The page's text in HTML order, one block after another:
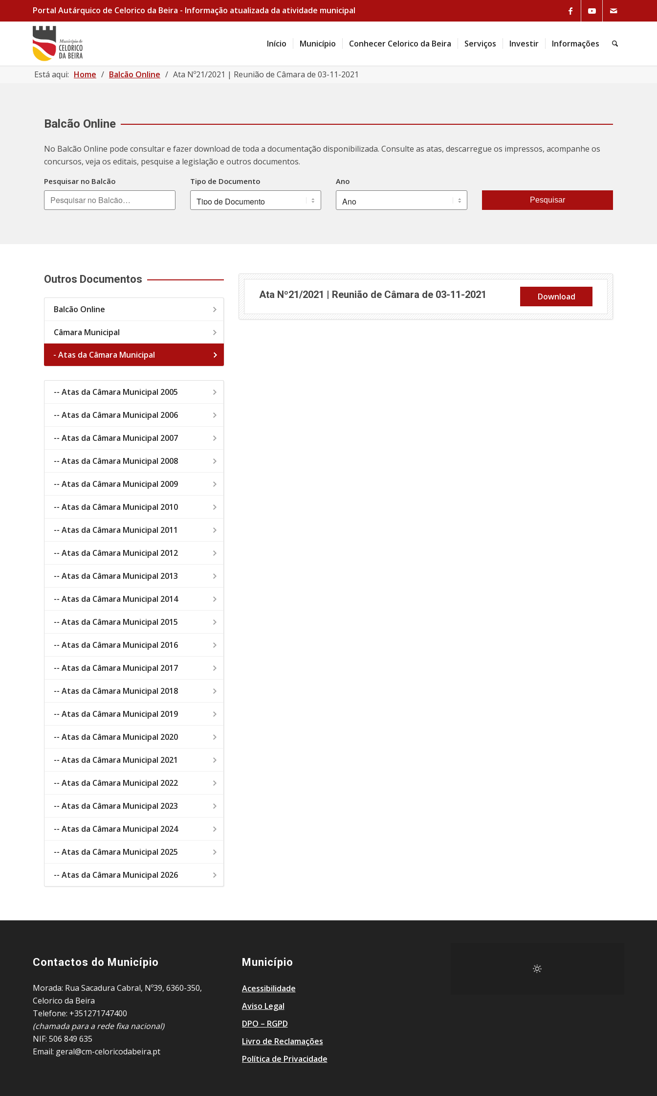
Link to Facebook
Link to Youtube
Portal Autárquico de Celorico da Beira - Informação atualizada da atividade municipal
Início Município Conhecer Celorico da Beira Serviços Investir Informações Pesquisa
Está aqui: Home / Balcão Online / Ata Nº21/2021 | Reunião de Câmara de 03-11-2021
Balcão Online
No Balcão Online pode consultar e fazer download de toda a documentação disponibilizada. Consulte as atas, descarregue os impressos, acompanhe os
concursos, veja os editais, pesquise a legislação e outros documentos.
Pesquisar no Balcão Tipo de Documento Ano
Pesquisar
Outros Documentos
Balcão Online
Câmara Municipal
- Atas da Câmara Municipal
-- Atas da Câmara Municipal 2005
-- Atas da Câmara Municipal 2006
-- Atas da Câmara Municipal 2007
-- Atas da Câmara Municipal 2008
-- Atas da Câmara Municipal 2009
-- Atas da Câmara Municipal 2010
-- Atas da Câmara Municipal 2011
-- Atas da Câmara Municipal 2012
-- Atas da Câmara Municipal 2013
-- Atas da Câmara Municipal 2014
-- Atas da Câmara Municipal 2015
-- Atas da Câmara Municipal 2016
-- Atas da Câmara Municipal 2017
-- Atas da Câmara Municipal 2018
-- Atas da Câmara Municipal 2019
-- Atas da Câmara Municipal 2020
-- Atas da Câmara Municipal 2021
-- Atas da Câmara Municipal 2022
-- Atas da Câmara Municipal 2023
-- Atas da Câmara Municipal 2024
-- Atas da Câmara Municipal 2025
-- Atas da Câmara Municipal 2026
Ata Nº21/2021 | Reunião de Câmara de 03-11-2021 (abre em nova janela)
Download
Contactos do Município
Morada: Rua Sacadura Cabral, Nº39, 6360-350,
Celorico da Beira
Telefone: +351271747400
(chamada para a rede fixa nacional)
NIF: 506 849 635
Email: geral@cm-celoricodabeira.pt
Município
Acessibilidade
Aviso Legal
DPO – RGPD
Livro de Reclamações
Política de Privacidade